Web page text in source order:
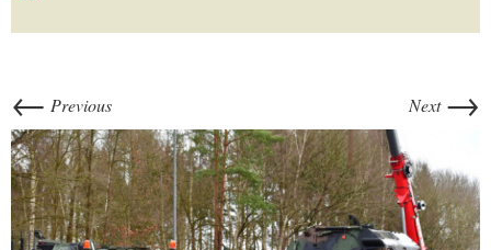
← Previous Next →